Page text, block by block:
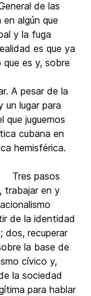
de las
algún que
y la fuga
es que ya
es y, sobre
venir.
pesar de la
un lugar para
que juguemos
cubana en
hemisférica.
trabajar en y
de la identidad
dos, recuperar
la base de
cívico y,
la sociedad
para hablar